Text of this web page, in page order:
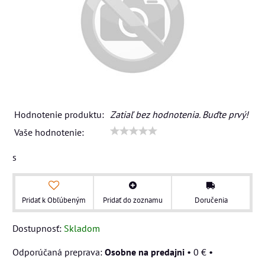
Hodnotenie produktu: Zatiaľ bez hodnotenia. Buďte prvý!
Vaše hodnotenie:
s
Pridať k Obľúbeným Pridať do zoznamu Doručenia
Dostupnosť: Skladom
Osobne na predajni • 0 € •